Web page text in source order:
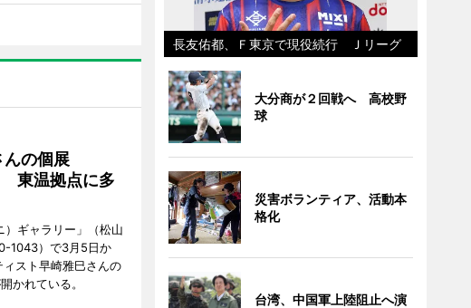
の個展
東温拠点に多
ギャラリー」（松山
1043）で3月5日か
スト早崎雅巳さんの
かれている。
長友佑都、Ｆ東京で現役続行 Ｊリーグ
大分商が２回戦へ 高校野
球
災害ボランティア、活動本
格化
台湾、中国軍上陸阻止へ演